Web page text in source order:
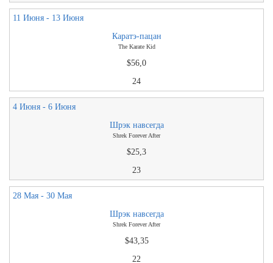
11 Июня - 13 Июня
Каратэ-пацан
The Karate Kid
$56,0
24
4 Июня - 6 Июня
Шрэк навсегда
Shrek Forever After
$25,3
23
28 Мая - 30 Мая
Шрэк навсегда
Shrek Forever After
$43,35
22